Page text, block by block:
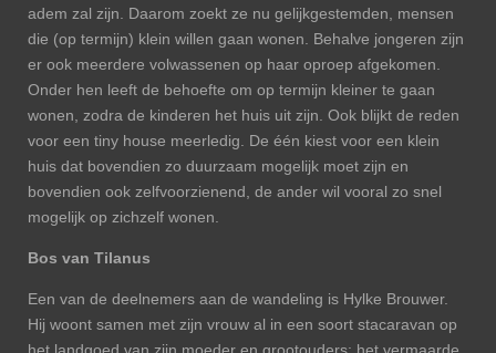
adem zal zijn. Daarom zoekt ze nu gelijkgestemden, mensen
die (op termijn) klein willen gaan wonen. Behalve jongeren zijn
er ook meerdere volwassenen op haar oproep afgekomen.
Onder hen leeft de behoefte om op termijn kleiner te gaan
wonen, zodra de kinderen het huis uit zijn. Ook blijkt de reden
voor een tiny house meerledig. De één kiest voor een klein
huis dat bovendien zo duurzaam mogelijk moet zijn en
bovendien ook zelfvoorzienend, de ander wil vooral zo snel
mogelijk op zichzelf wonen.
Bos van Tilanus
Een van de deelnemers aan de wandeling is Hylke Brouwer.
Hij woont samen met zijn vrouw al in een soort stacaravan op